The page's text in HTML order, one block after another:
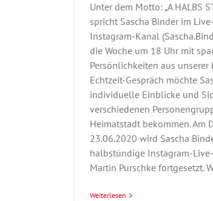
Unter dem Motto: „A HALBS
spricht Sascha Binder im
Instagram-Kanal
die Woche um 18 Uhr mit
Persönlichkeiten aus unserer
Echtzeit-Gespräch möchte
individuelle Einblicke und
verschiedenen
Heimatstadt bekommen. Am
23.06.2020 wird Sascha
halbstündige Instagram-
Martin Purschke fortgesetzt.
Weiterlesen